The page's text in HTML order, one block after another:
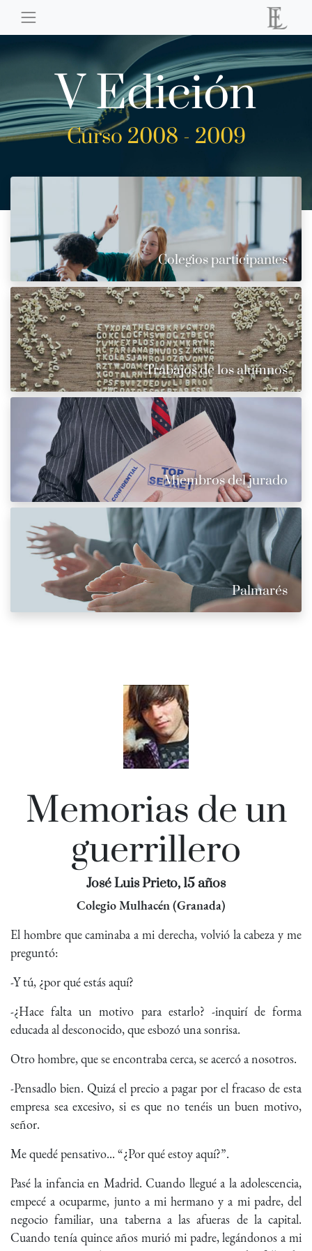
V Edición
Curso 2008 - 2009
Colegios participantes
Trabajos de los alumnos
Miembros del jurado
Palmarés
Memorias de un
guerrillero
José Luis Prieto, 15 años
Colegio Mulhacén (Granada)
El hombre que caminaba a mi derecha, volvió la cabeza y me
preguntó:
-Y tú, ¿por qué estás aquí?
-¿Hace falta un motivo para estarlo? -inquirí de forma
educada al desconocido, que esbozó una sonrisa.
Otro hombre, que se encontraba cerca, se acercó a nosotros.
-Pensadlo bien. Quizá el precio a pagar por el fracaso de esta
empresa sea excesivo, si es que no tenéis un buen motivo,
señor.
Me quedé pensativo... “¿Por qué estoy aquí?”.
Pasé la infancia en Madrid. Cuando llegué a la adolescencia,
empecé a ocuparme, junto a mi hermano y a mi padre, del
negocio familiar, una taberna a las afueras de la capital.
Cuando tenía quince años murió mi padre, legándonos a mi